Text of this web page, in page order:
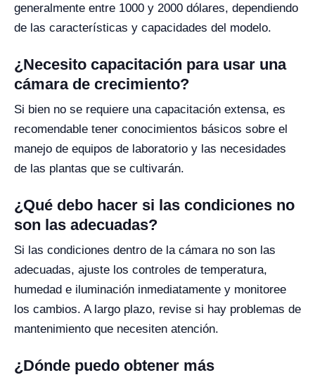
generalmente entre 1000 y 2000 dólares, dependiendo
de las características y capacidades del modelo.
¿Necesito capacitación para usar una
cámara de crecimiento?
Si bien no se requiere una capacitación extensa, es
recomendable tener conocimientos básicos sobre el
manejo de equipos de laboratorio y las necesidades
de las plantas que se cultivarán.
¿Qué debo hacer si las condiciones no
son las adecuadas?
Si las condiciones dentro de la cámara no son las
adecuadas, ajuste los controles de temperatura,
humedad e iluminación inmediatamente y monitoree
los cambios. A largo plazo, revise si hay problemas de
mantenimiento que necesiten atención.
¿Dónde puedo obtener más